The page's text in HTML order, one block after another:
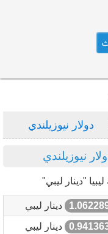
دولار نيوزيلندي
نيوزيلندي
"دينار ليبي"
دينار ليبي
دينار ليبي